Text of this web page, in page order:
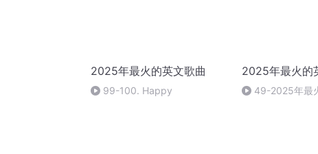
2025年最火的英文歌曲
99-100. Happy
2025年最火的
49-2025年最